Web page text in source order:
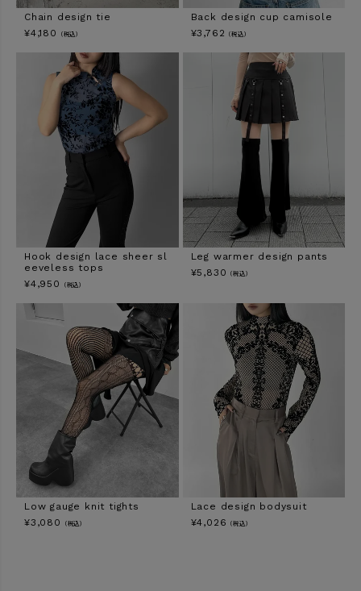
Chain design tie
¥4,180 （税込）
Back design cup camisole
¥3,762 （税込）
Hook design lace sheer sl
eeveless tops
¥4,950 （税込）
Leg warmer design pants
¥5,830 （税込）
Low gauge knit tights
¥3,080 （税込）
Lace design bodysuit
¥4,026 （税込）